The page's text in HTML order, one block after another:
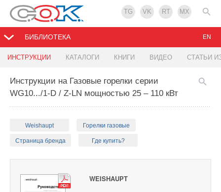
TG VK RT MX
БИБЛИОТЕКА
ИНСТРУКЦИИ КАТАЛОГИ КНИГИ ВИДЕО СТАТЬИ
EN
Инструкции на Газовые горелки серии
WG10.../1-D / Z-LN мощностью 25 – 110 кВт
Weishaupt Горелки газовые
Страница бренда Где купить?
WEISHAUPT